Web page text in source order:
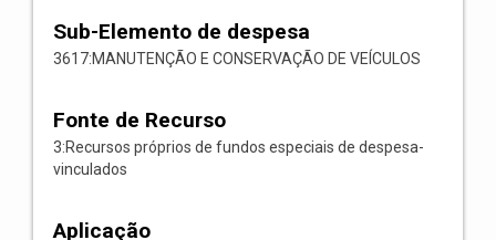
Sub-Elemento de despesa
3617:MANUTENÇÃO E CONSERVAÇÃO DE VEÍCULOS
Fonte de Recurso
3:Recursos próprios de fundos especiais de despesa-
vinculados
Aplicação